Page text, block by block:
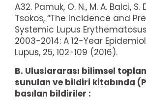
A32. Pamuk, O. N., M. A. Balci,
Tsokos, “The Incidence and
Systemic Lupus
2003-2014: A 12-Year
Lupus, 25, 102-109 (2016).
B. Uluslararası bilimsel
sunulan ve bildiri kitabında
basılan bildiriler :